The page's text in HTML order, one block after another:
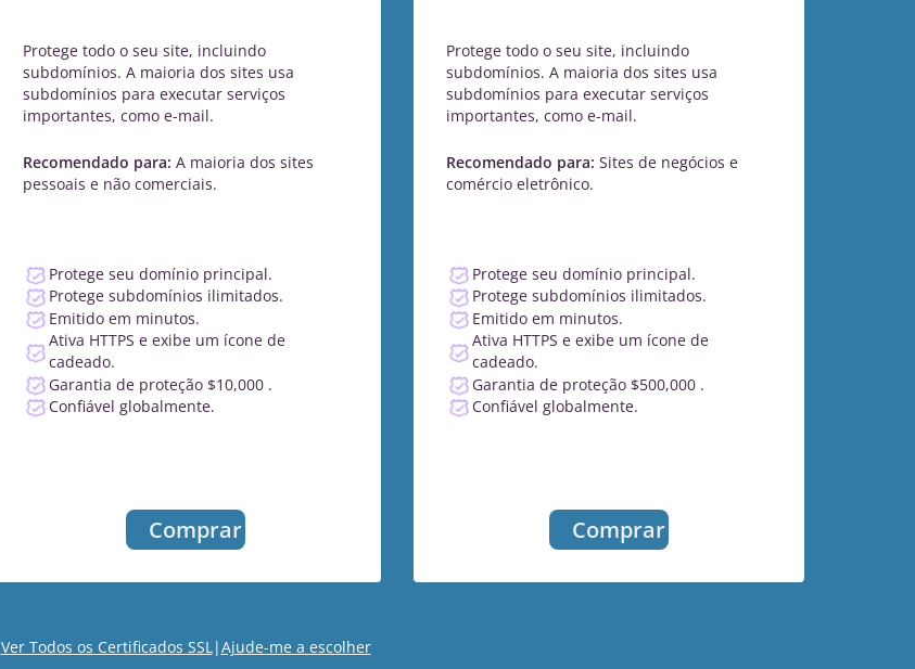
Protege todo o seu site, incluindo
subdomínios. A maioria dos sites usa
subdomínios para executar serviços
importantes, como e-mail.
Recomendado para: A maioria dos sites
pessoais e não comerciais.
Protege seu domínio principal.
Protege subdomínios ilimitados.
Emitido em minutos.
Ativa HTTPS e exibe um ícone de
cadeado.
Garantia de proteção $10,000 .
Confiável globalmente.
Comprar
Protege todo o seu site, incluindo
subdomínios. A maioria dos sites usa
subdomínios para executar serviços
importantes, como e-mail.
Recomendado para: Sites de negócios e
comércio eletrônico.
Protege seu domínio principal.
Protege subdomínios ilimitados.
Emitido em minutos.
Ativa HTTPS e exibe um ícone de
cadeado.
Garantia de proteção $500,000 .
Confiável globalmente.
Comprar
Ver Todos os Certificados SSL|Ajude-me a escolher